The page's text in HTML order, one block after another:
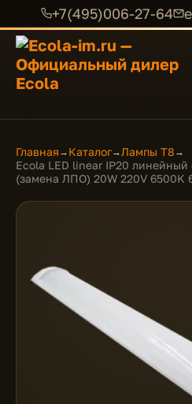
+7(495)006-27-64
Главная → Каталог→Лампы T8 →
Ecola LED linear IP20 линейный
(замена ЛПО) 20W 220V 6500K